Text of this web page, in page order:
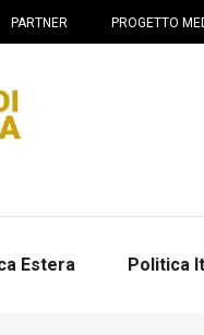
PARTNER PROGETTO
Estera Politica